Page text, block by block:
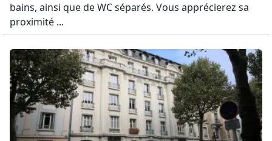
bains, ainsi que de WC séparés. Vous apprécierez sa
proximité ...